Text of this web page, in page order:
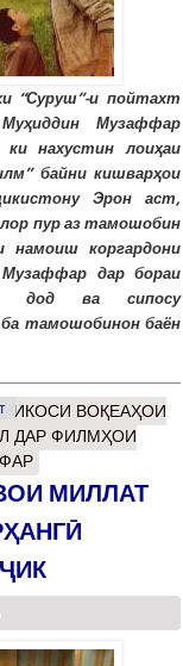
“Суруш”-и пойтахт
Музаффар
нахустин лоиҳаи
байни кишварҳои
Эрон аст,
пур аз тамошобин
намоиш коргардони
дар бораи
дод ва сипосу
тамошобинон баён
ВОҚЕАҲОИ
ДАР ФИЛМҲОИ
МИЛЛАТ